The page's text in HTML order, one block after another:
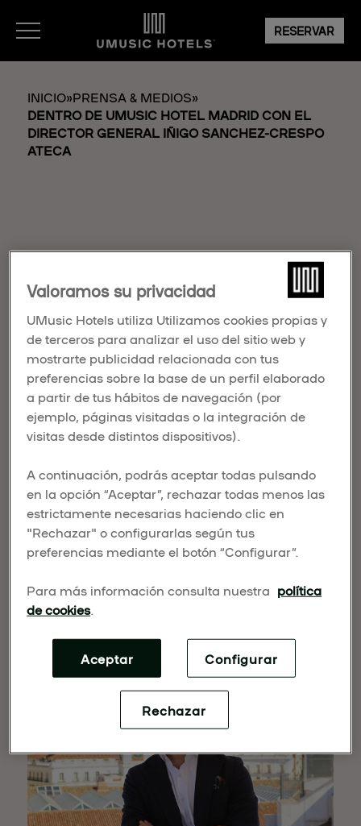
RESERVAR
INICIO»PRENSA & MEDIOS»
DENTRO DE UMUSIC HOTEL MADRID CON EL
DIRECTOR GENERAL IÑIGO SANCHEZ-CRESPO
ATECA
DENTRO DE UMUSIC
HOTEL MADRID CON
EL DIRECTOR
GENERAL IÑIGO
SANCHEZ-CRESPO
ATECA
Muse.Worldse reunió recientemente con nuestro
Director General,Iñigo Sánchez-Crespo Ateca,
para una conversación sobre el espíritu de
UMusic Hotel Madrid
y la recuperación del
icónico
—un proyecto en el que la
hospitalidad se convierte en un escenario y cada
estancia se vive como una historia que cobra
Valoramos su privacidad
UMusic Hotels utiliza Utilizamos cookies propias y
de terceros para analizar el uso del sitio web y
mostrarte publicidad relacionada con tus
preferencias sobre la base de un perfil elaborado
a partir de tus hábitos de navegación (por
ejemplo, páginas visitadas o la integración de
visitas desde distintos dispositivos).
A continuación, podrás aceptar todas pulsando
en la opción “Aceptar”, rechazar todas menos las
estrictamente necesarias haciendo clic en
"Rechazar" o configurarlas según tus
preferencias mediante el botón “Configurar”.
Para más información consulta nuestra política
de cookies.
Rechazar
Aceptar Configurar